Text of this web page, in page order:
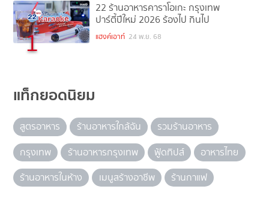
1
22 ร้านอาหารคาราโอเกะ กรุงเทพ
ปาร์ตี้ปีใหม่ 2026 ร้องไป กินไป
แฮงค์เอาท์ 24 พ.ย. 68
แท็กยอดนิยม
สูตรอาหาร ร้านอาหารใกล้ฉัน
รวมร้านอาหาร
กรุงเทพ
ร้านอาหารกรุงเทพ ฟู้ดทิปส์
อาหารไทย
ร้านอาหารในห้าง
เมนูสร้างอาชีพ ร้านกาแฟ